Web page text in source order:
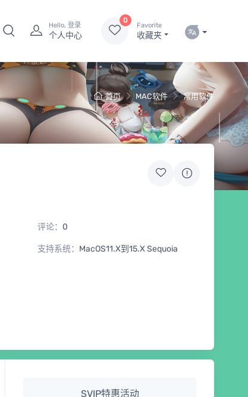
Hello, 登录
个人中心
0
Favorite
收藏夹
首页 MAC软件 常用软件
评论： 0
支持系统： MacOS11.X到15.X Sequoia
SVIP特惠活动